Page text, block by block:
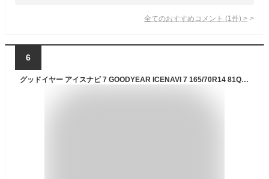
全てのおすすめコメント (1 件) >
6
グッドイヤー アイスナビ 7 GOODYEAR ICENAVI 7 165/70R14 81Q マルチスチール 〈センターハブキャップ付〉 5Jx14 +39 4/100 114.3 シルバー(銀色)系 パッソ ポルテ スイフト ブーン iQ ヴィッツ マーチ アクア スペイド